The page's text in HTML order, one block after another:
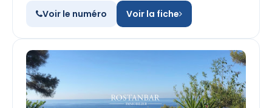
Voir le numéro Voir la fiche